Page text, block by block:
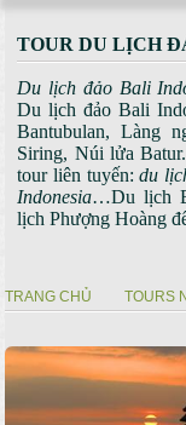
TOUR DU LỊCH
Du lịch đảo Bali
Du lịch đảo Bali
Bantubulan, Làng
Siring, Núi lửa
tour liên tuyến:du
Indonesia…Du lịch
lịch Phượng Hoàng
Bạn đang ở đây
TRANG CHỦ TOURS